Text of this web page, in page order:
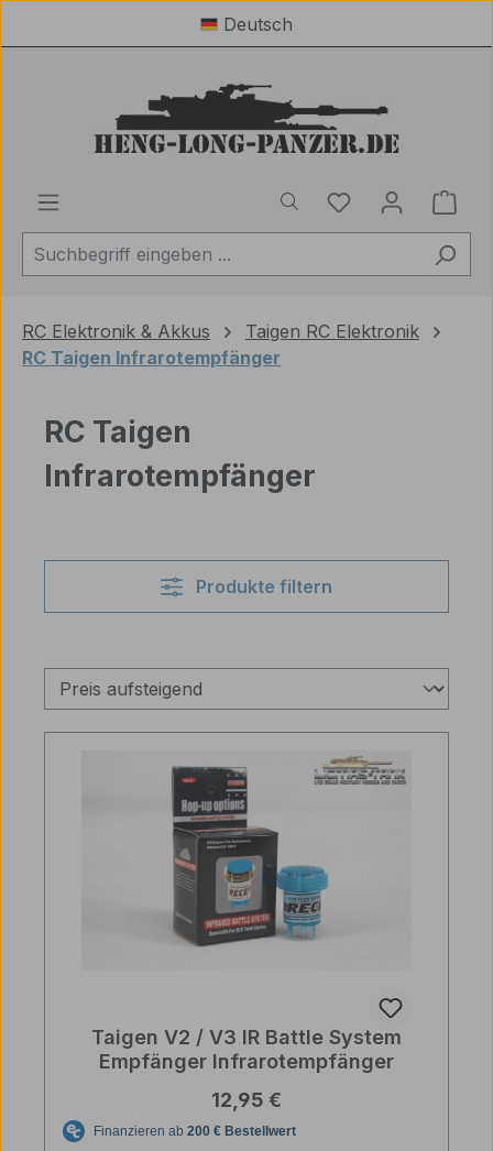
Zum Hauptinhalt springenDeutsch
Du hast 0
RC Elektronik & Akkus
Taigen RC Elektronik
RC Taigen Infrarotempfänger
RC Taigen
Infrarotempfänger
Produkte filtern
Taigen V2 / V3 IR Battle System
Empfänger Infrarotempfänger
Regulärer Preis:
12,95 €